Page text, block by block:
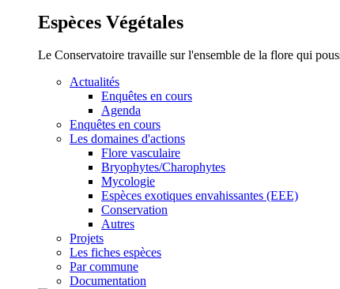
Espèces Végétales
Le Conservatoire travaille sur l'ensemble de la flore qui
Actualités
Enquêtes en cours
Agenda
Enquêtes en cours
Les domaines d'actions
Flore vasculaire
Bryophytes/Charophytes
Mycologie
Espèces exotiques envahissantes (EEE)
Conservation
Autres
Projets
Les fiches espèces
Par commune
Documentation